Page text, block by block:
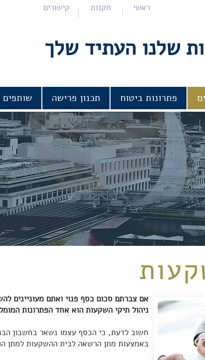
קישורים תקנות ראשי
שלנו העתיד שלך
פתרונות ביטוח תכנון פרישה שותפים
אם צברתם סכום כסף פנוי ואתם מעוניינים
ניהול תיקי השקעות הוא אחד הפתרונות
חשוב לדעת, כי הכסף עצמו נשאר בחשבון
באמצעות מתן הרשאה לבית ההשקעות למתן